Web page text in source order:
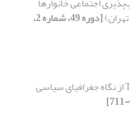
[دوره 49، شماره 2،
بازاندیشی در مفهوم Territory از نگاه جغرافیای سیاسی